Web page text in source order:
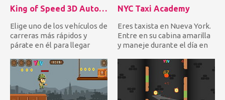
King of Speed 3D Auto Racing
Elige uno de los vehículos de
carreras más rápidos y
párate en él para llegar
NYC Taxi Academy
Eres taxista en Nueva York.
Entre en su cabina amarilla
y maneje durante el día en